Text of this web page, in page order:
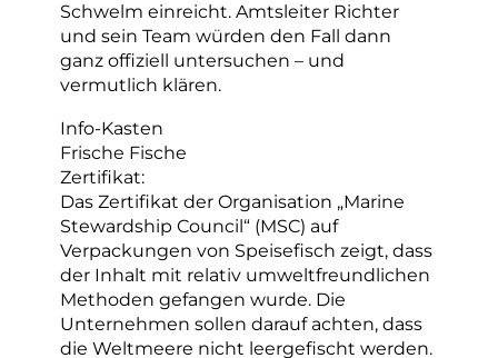
Schwelm einreicht. Amtsleiter Richter
und sein Team würden den Fall dann
ganz offiziell untersuchen – und
vermutlich klären.
Info-Kasten
Frische Fische
Zertifikat:
Das Zertifikat der Organisation „Marine
Stewardship Council“ (MSC) auf
Verpackungen von Speisefisch zeigt, dass
der Inhalt mit relativ umweltfreundlichen
Methoden gefangen wurde. Die
Unternehmen sollen darauf achten, dass
die Weltmeere nicht leergefischt werden.